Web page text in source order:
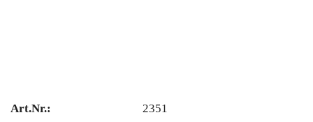
Art.Nr.:
2351